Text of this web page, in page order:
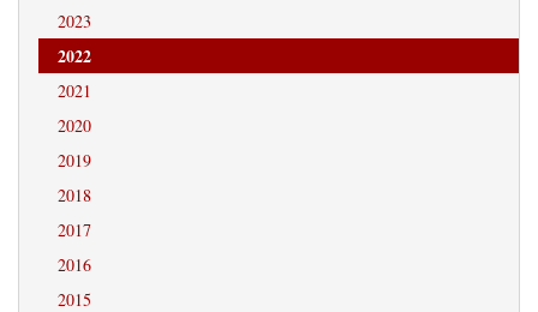
2023
2022
2021
2020
2019
2018
2017
2016
2015